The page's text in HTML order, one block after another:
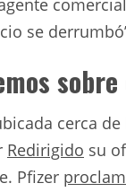
se
cerca
Redirigido su
Pfizer